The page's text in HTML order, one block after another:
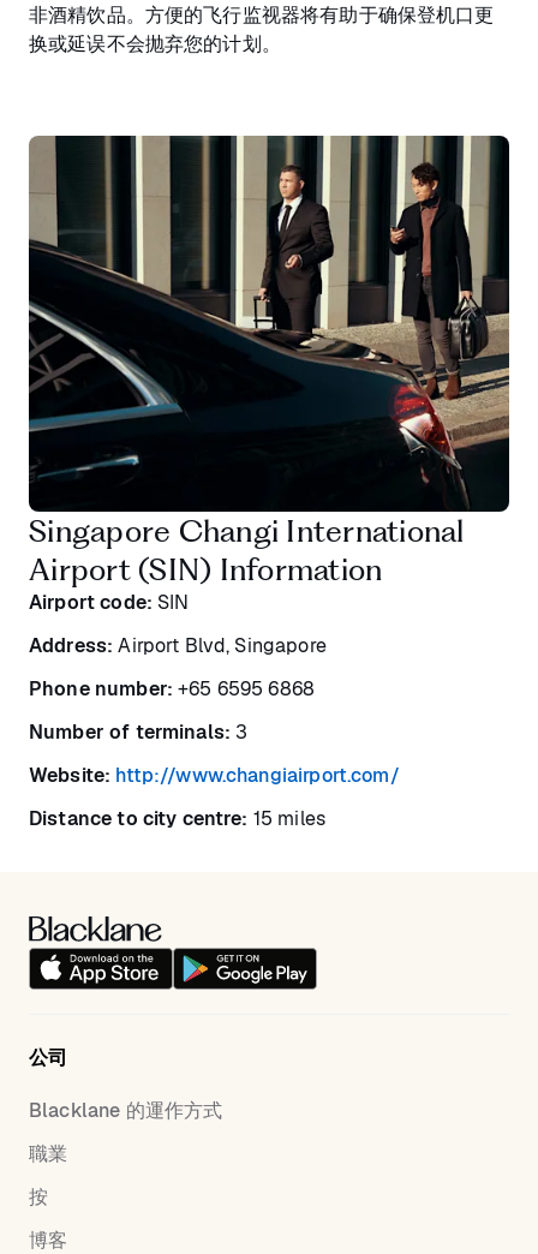
非酒精饮品。方便的飞行监视器将有助于确保登机口更
换或延误不会抛弃您的计划。
Singapore Changi International
Airport (SIN) Information
Airport code: SIN
Address: Airport Blvd, Singapore
Phone number: +65 6595 6868
Number of terminals: 3
Website: http://www.changiairport.com/
Distance to city centre: 15 miles
公司
Blacklane 的運作方式
職業
按
博客